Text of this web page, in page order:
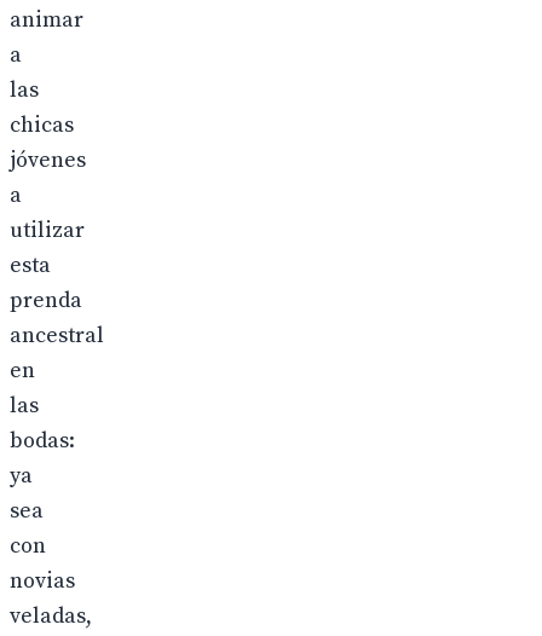
animar
a
las
chicas
jóvenes
a
utilizar
esta
prenda
ancestral
en
las
bodas:
ya
sea
con
novias
veladas,